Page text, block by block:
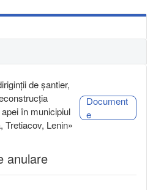
de şantier,
în municipiul
Tretiacov, Lenin»
Document
e
anulare